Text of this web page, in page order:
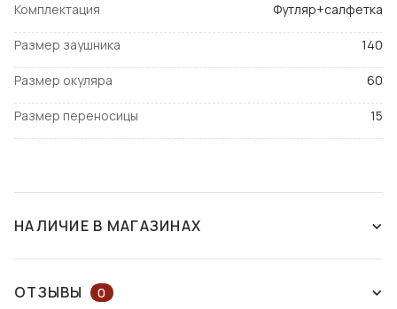
Комплектация Футляр+салфетка
Размер заушника 140
Размер окуляра 60
Размер переносицы 15
НАЛИЧИЕ В МАГАЗИНАХ
ОТЗЫВЫ 0